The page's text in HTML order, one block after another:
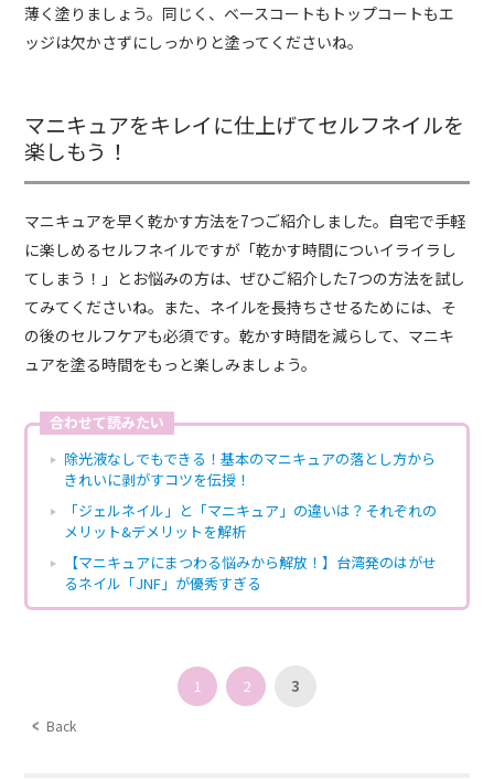
薄く塗りましょう。同じく、ベースコートもトップコートもエ
ッジは欠かさずにしっかりと塗ってくださいね。
マニキュアをキレイに仕上げてセルフネイルを
楽しもう！
マニキュアを早く乾かす方法を7つご紹介しました。自宅で手軽
に楽しめるセルフネイルですが「乾かす時間についイライラし
てしまう！」とお悩みの方は、ぜひご紹介した7つの方法を試し
てみてくださいね。また、ネイルを長持ちさせるためには、そ
の後のセルフケアも必須です。乾かす時間を減らして、マニキ
ュアを塗る時間をもっと楽しみましょう。
合わせて読みたい
除光液なしでもできる！基本のマニキュアの落とし方から
きれいに剥がすコツを伝授！
「ジェルネイル」と「マニキュア」の違いは？それぞれの
メリット&デメリットを解析
【マニキュアにまつわる悩みから解放！】台湾発のはがせ
るネイル「JNF」が優秀すぎる
Back
1 2 3